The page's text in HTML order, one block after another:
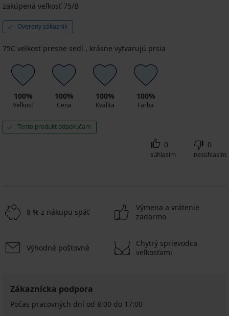
zakúpená veľkosť 75/B
Overený zákazník
75C velkosť presne sedí , krásne vytvarujú prsia
100%
Veľkosť
100%
Cena
100%
Kvalita
100%
Farba
Tento produkt odporúčam
0
súhlasím
0
nesúhlasím
8 % z nákupu späť
Výmena a vrátenie
zadarmo
Výhodné poštovné
Chytrý sprievodca
veľkosťami
Zákaznícka podpora
Počas pracovných dní od 8:00 do 17:00